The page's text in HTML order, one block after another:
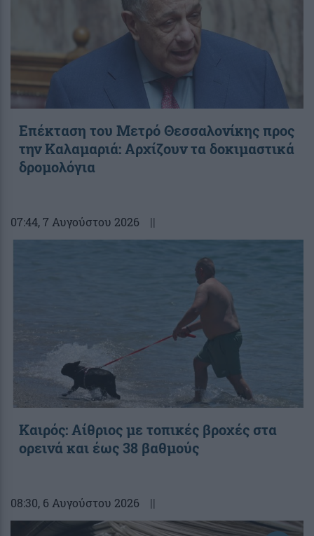
Επέκταση του Μετρό Θεσσαλονίκης προς
την Καλαμαριά: Αρχίζουν τα δοκιμαστικά
δρομολόγια
07:44, 7 Αυγούστου 2026 ||
Καιρός: Αίθριος με τοπικές βροχές στα
ορεινά και έως 38 βαθμούς
08:30, 6 Αυγούστου 2026 ||